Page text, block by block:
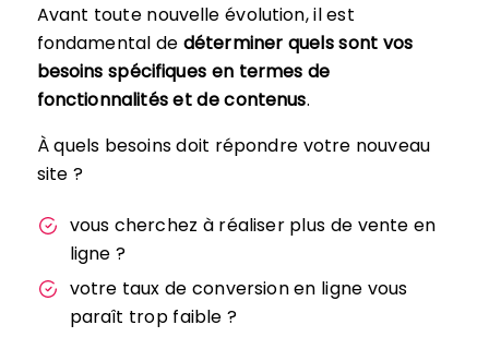
Avant toute nouvelle évolution, il est
fondamental de déterminer quels sont vos
besoins spécifiques en termes de
fonctionnalités et de contenus.
À quels besoins doit répondre votre nouveau
site ?
vous cherchez à réaliser plus de vente en
ligne ?
votre taux de conversion en ligne vous
paraît trop faible ?